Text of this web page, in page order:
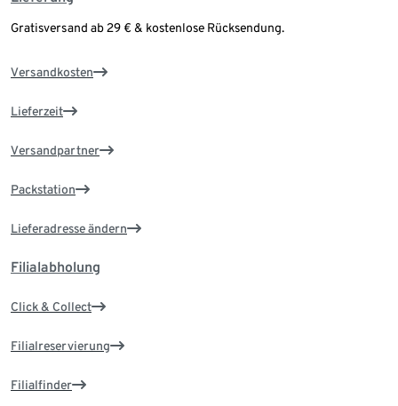
Gratisversand ab 29 € & kostenlose Rücksendung.
Versandkosten
Lieferzeit
Versandpartner
Packstation
Lieferadresse ändern
Filialabholung
Click & Collect
Filialreservierung
Filialfinder